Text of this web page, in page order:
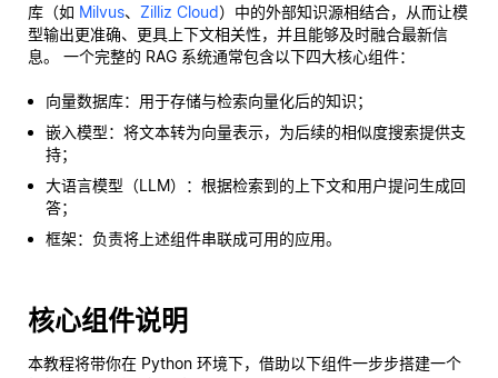
库（如 Milvus、 Zilliz Cloud）中的外部知识源相结合，从而让模
型输出更准确、更具上下文相关性，并且能够及时融合最新信
息。 一个完整的 RAG 系统通常包含以下四大核心组件：
向量数据库：用于存储与检索向量化后的知识；
嵌入模型：将文本转为向量表示，为后续的相似度搜索提供支
持；
大语言模型（LLM）：根据检索到的上下文和用户提问生成回
答；
框架：负责将上述组件串联成可用的应用。
核心组件说明
本教程将带你在 Python 环境下，借助以下组件一步步搭建一个